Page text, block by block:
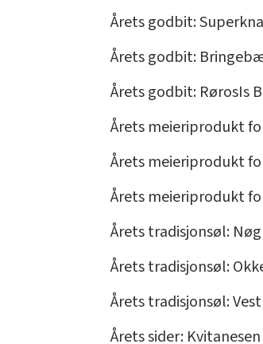
Årets godbit:
Årets godbit:
Årets godbit: RørosIs
Årets meieriprodukt
Årets meieriprodukt
Årets meieriprodukt
Årets tradisjonsøl:
Årets tradisjonsøl:
Årets tradisjonsøl:
Årets sider: